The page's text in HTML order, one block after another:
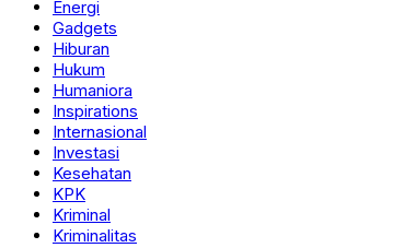
Energi
Gadgets
Hiburan
Hukum
Humaniora
Inspirations
Internasional
Investasi
Kesehatan
KPK
Kriminal
Kriminalitas